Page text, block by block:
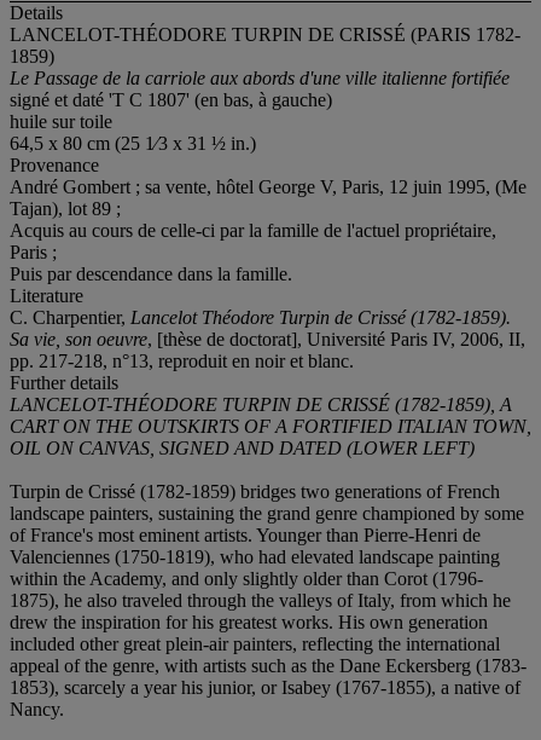
Details
LANCELOT-THÉODORE TURPIN DE CRISSÉ (PARIS 1782-
1859)
Le Passage de la carriole aux abords d'une ville italienne fortifiée
signé et daté 'T C 1807' (en bas, à gauche)
huile sur toile
64,5 x 80 cm (25 1⁄3 x 31 ½ in.)
Provenance
André Gombert ; sa vente, hôtel George V, Paris, 12 juin 1995, (Me
Tajan), lot 89 ;
Acquis au cours de celle-ci par la famille de l'actuel propriétaire,
Paris ;
Puis par descendance dans la famille.
Literature
C. Charpentier, Lancelot Théodore Turpin de Crissé (1782-1859).
Sa vie, son oeuvre, [thèse de doctorat], Université Paris IV, 2006, II,
pp. 217-218, n°13, reproduit en noir et blanc.
Further details
LANCELOT-THÉODORE TURPIN DE CRISSÉ (1782-1859), A
CART ON THE OUTSKIRTS OF A FORTIFIED ITALIAN TOWN,
OIL ON CANVAS, SIGNED AND DATED (LOWER LEFT)
Turpin de Crissé (1782-1859) bridges two generations of French
landscape painters, sustaining the grand genre championed by some
of France's most eminent artists. Younger than Pierre-Henri de
Valenciennes (1750-1819), who had elevated landscape painting
within the Academy, and only slightly older than Corot (1796-
1875), he also traveled through the valleys of Italy, from which he
drew the inspiration for his greatest works. His own generation
included other great plein-air painters, reflecting the international
appeal of the genre, with artists such as the Dane Eckersberg (1783-
1853), scarcely a year his junior, or Isabey (1767-1855), a native of
Nancy.